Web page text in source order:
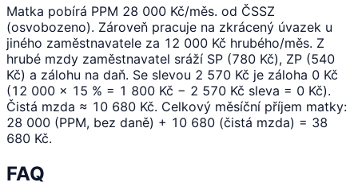
Matka pobírá PPM 28 000 Kč/měs. od ČSSZ
(osvobozeno). Zároveň pracuje na zkrácený úvazek u
jiného zaměstnavatele za 12 000 Kč hrubého/měs. Z
hrubé mzdy zaměstnavatel sráží SP (780 Kč), ZP (540
Kč) a zálohu na daň. Se slevou 2 570 Kč je záloha 0 Kč
(12 000 × 15 % = 1 800 Kč − 2 570 Kč sleva = 0 Kč).
Čistá mzda ≈ 10 680 Kč. Celkový měsíční příjem matky:
28 000 (PPM, bez daně) + 10 680 (čistá mzda) = 38
680 Kč.
FAQ